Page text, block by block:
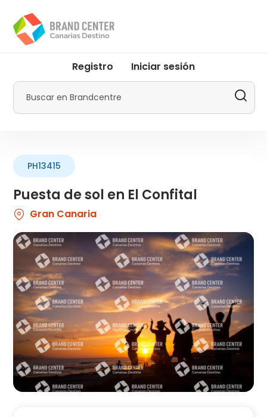
contenido
principal
menu
Promotur
Registro Iniciar sesión
Buscar
Puesta de sol en El Confital
PH13415
Gran Canaria